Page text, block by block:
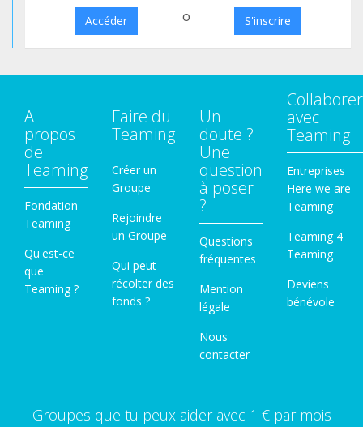
Accéder o S'inscrire
A
propos
de
Teaming
Fondation
Teaming
Qu'est-ce
que
Teaming ?
Faire du
Teaming
Créer un
Groupe
Rejoindre
un Groupe
Qui peut
récolter des
fonds ?
Un
doute ?
Une
question
à poser
?
Questions
fréquentes
Mention
légale
Nous
contacter
Collaborer
avec
Teaming
Entreprises
Here we are
Teaming
Teaming 4
Teaming
Deviens
bénévole
Groupes que tu peux aider avec 1 € par mois